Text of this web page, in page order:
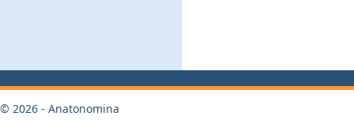
© 2026 - Anatonomina